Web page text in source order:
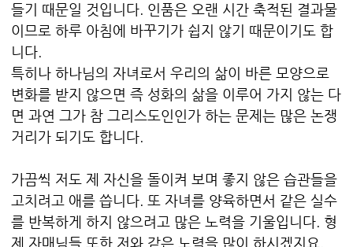
들기 때문일 것입니다. 인품은 오랜 시간 축적된 결과물
이므로 하루 아침에 바꾸기가 쉽지 않기 때문이기도 합
니다.
특히나 하나님의 자녀로서 우리의 삶이 바른 모양으로
변화를 받지 않으면 즉 성화의 삶을 이루어 가지 않는 다
면 과연 그가 참 그리스도인인가 하는 문제는 많은 논쟁
거리가 되기도 합니다.
가끔씩 저도 제 자신을 돌이켜 보며 좋지 않은 습관들을
고치려고 애를 씁니다. 또 자녀를 양육하면서 같은 실수
를 반복하게 하지 않으려고 많은 노력을 기울입니다. 형
제 자매님들 또한 저와 같은 노력을 많이 하시겠지요.